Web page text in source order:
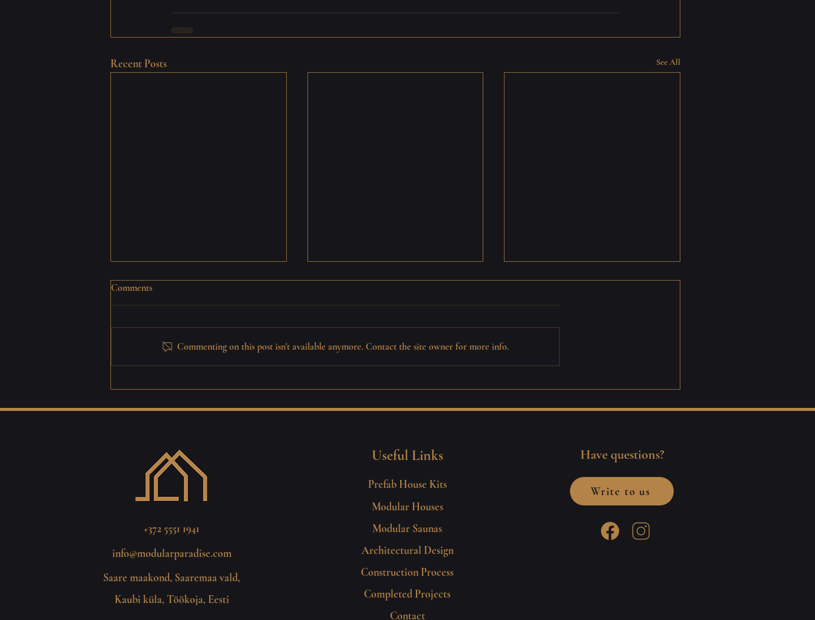
Recent Posts See All
Mooduliparadiis OÜ
tootmishoone renoveerimine
lahendus sinu unistuste koduni
elementmajadest: algajast
eksperdiks
Comments
Commenting on this post isn't available anymore. Contact the site owner for more info.
+372 5551 1941
info@modularparadise.com
Saare maakond, Saaremaa vald,
Kaubi küla, Töökoja, Eesti
Useful Links
Prefab House Kits
Modular Houses
Modular Saunas
Have questions?
Write to us
Architectural Design
Construction Process
Completed Projects
Contact